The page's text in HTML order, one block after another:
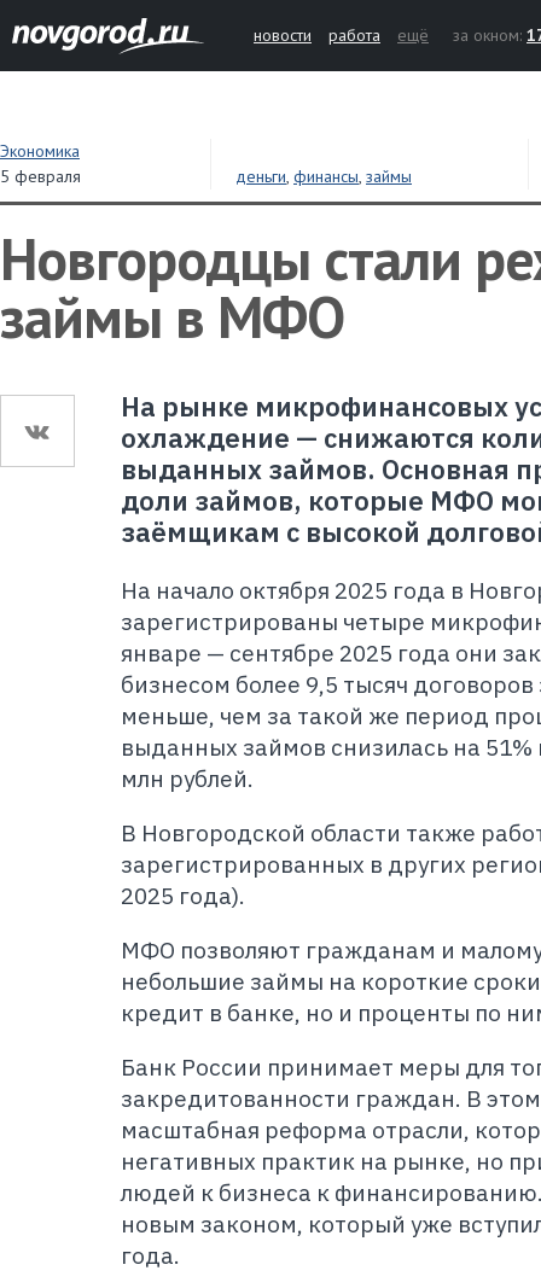
новости работа ещё за окном:
Экономика
5 февраля
деньги, финансы, займы
Новгородцы стали
займы в МФО
На рынке микрофинансовых
охлаждение — снижаются
выданных займов. Основная
доли займов, которые МФО
заёмщикам с высокой
На начало октября 2025 года в
зарегистрированы четыре
январе — сентябре 2025 года они
бизнесом более 9,5 тысяч
меньше, чем за такой же период
выданных займов снизилась на 51%
млн рублей.
В Новгородской области также
зарегистрированных в других
2025 года).
МФО позволяют гражданам и малому
небольшие займы на короткие
кредит в банке, но и проценты по
Банк России принимает меры для
закредитованности граждан. В
масштабная реформа отрасли,
негативных практик на рынке, но
людей к бизнеса к
новым законом, который уже
года.